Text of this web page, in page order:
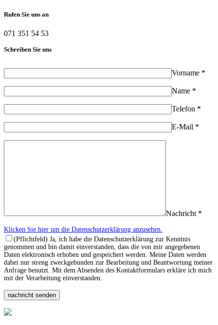
Rufen Sie uns an
071 351 54 53
Schreiben Sie uns
Vorname *
Name *
Telefon *
E-Mail *
Nachricht *
Klicken Sie hier um die Datenschutzerklärung anzusehen.
(Pflichtfeld) Ja, ich habe die Datenschutzerklärung zur Kenntnis
genommen und bin damit einverstanden, dass die von mir angegebenen
Daten elektronisch erhoben und gespeichert werden. Meine Daten werden
dabei nur streng zweckgebunden zur Bearbeitung und Beantwortung meiner
Anfrage benutzt. Mit dem Absenden des Kontaktformulars erkläre ich mich
mit der Verarbeitung einverstanden.